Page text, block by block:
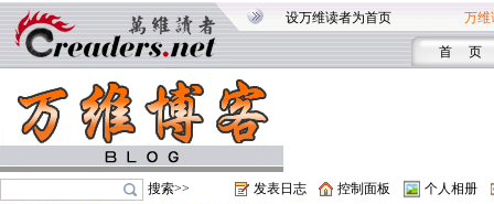
设万维读者为首页 万维
首 页
搜索>> 发表日志 控制面板 个人相册